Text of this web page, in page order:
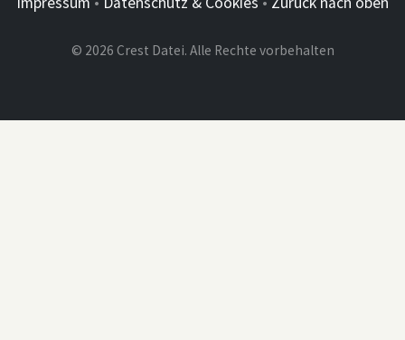
© 2026 Crest Datei. Alle Rechte vorbehalten